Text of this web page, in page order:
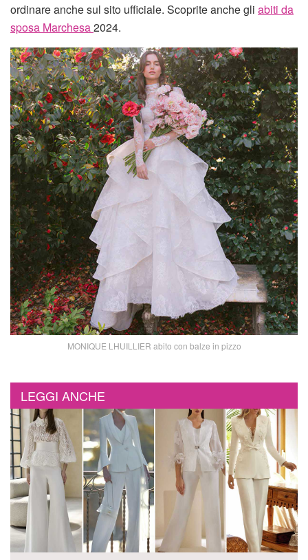
ordinare anche sul sito ufficiale. Scoprite anche gli abiti da
sposa Marchesa2024.
MONIQUE LHUILLIER abito con balze in pizzo
LEGGI ANCHE